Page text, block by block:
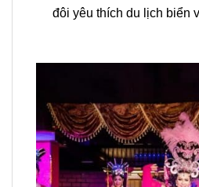
đôi yêu thích du lịch biển